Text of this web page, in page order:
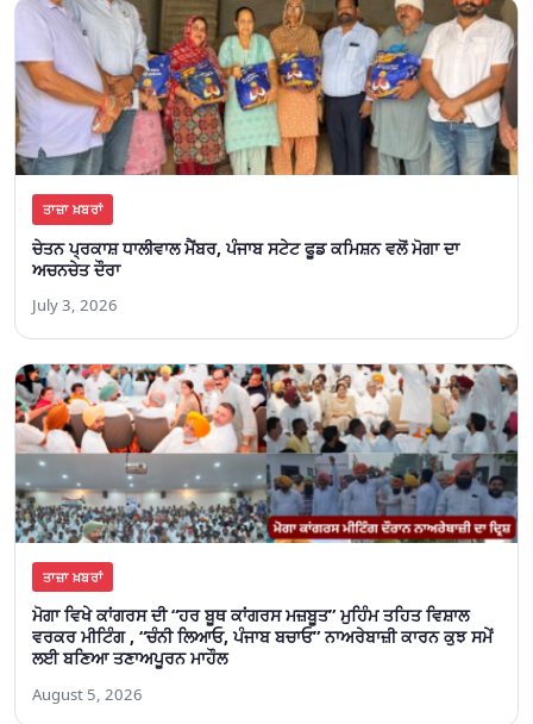
ਤਾਜ਼ਾ ਖ਼ਬਰਾਂ
ਚੇਤਨ ਪ੍ਰਕਾਸ਼ ਧਾਲੀਵਾਲ ਮੈਂਬਰ, ਪੰਜਾਬ ਸਟੇਟ ਫੂਡ ਕਮਿਸ਼ਨ ਵਲੋਂ ਮੋਗਾ ਦਾ
ਅਚਨਚੇਤ ਦੌਰਾ
July 3, 2026
ਤਾਜ਼ਾ ਖ਼ਬਰਾਂ
ਮੋਗਾ ਵਿਖੇ ਕਾਂਗਰਸ ਦੀ “ਹਰ ਬੂਥ ਕਾਂਗਰਸ ਮਜ਼ਬੂਤ” ਮੁਹਿੰਮ ਤਹਿਤ ਵਿਸ਼ਾਲ
ਵਰਕਰ ਮੀਟਿੰਗ , “ਚੰਨੀ ਲਿਆਓ, ਪੰਜਾਬ ਬਚਾਓ” ਨਾਅਰੇਬਾਜ਼ੀ ਕਾਰਨ ਕੁਝ ਸਮੇਂ
ਲਈ ਬਣਿਆ ਤਣਾਅਪੂਰਨ ਮਾਹੌਲ
August 5, 2026